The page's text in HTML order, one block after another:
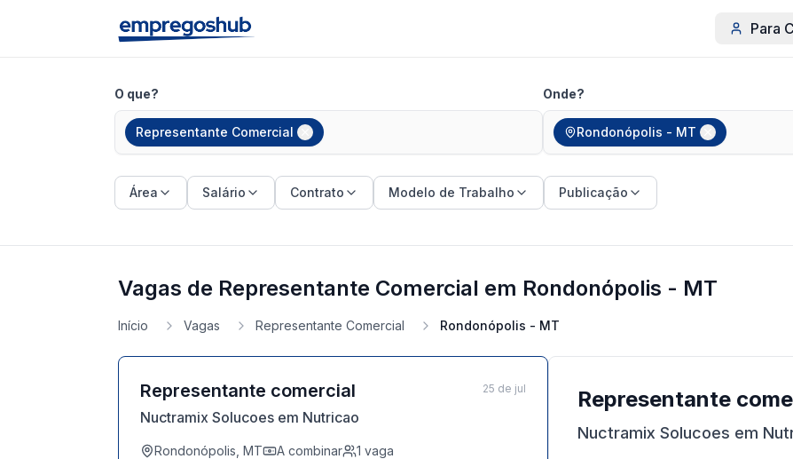
Para
O que?
Representante Comercial
Onde?
Rondonópolis - MT
Área Salário Contrato Modelo de Trabalho Publicação
Vagas de Representante Comercial em Rondonópolis - MT
Início Vagas Representante Comercial Rondonópolis - MT
Representante comercial
Nuctramix Solucoes em Nutricao
Rondonópolis, MT A combinar 1 vaga
25 de jul Representante
Nuctramix Solucoes em